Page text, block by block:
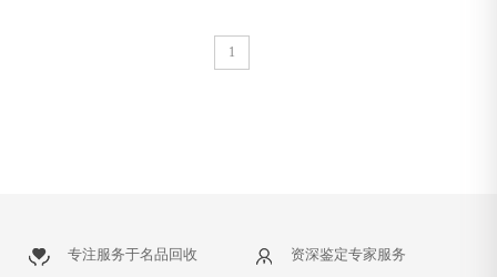
1
专注服务于名品回收 资深鉴定专家服务